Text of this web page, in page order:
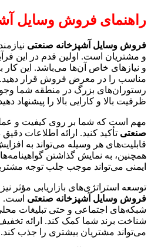
راهنمای فروش وسایل
فروش وسایل آشپزخانه صنعتی
و مشتریان است. اولین قدم در این
و نیازهای خاص آن‌ها می‌باشد. این
مناسب را در معرض فروش قرار دهید.
رستوران‌های بزرگ در منطقه شما وجود
ظرفیت بالا و کارایی بالا را پیشنهاد
مهم است که شما بر روی کیفیت و
صنعتی تأکید کنید. ارائه اطلاعات
قابلیت‌های هر وسیله می‌تواند به
همچنین، به نمایش گذاشتن
ایمنی می‌تواند موجب جلب توجه
توسعه استراتژی‌های بازاریابی مؤثر
فروش وسایل آشپزخانه صنعتی است.
شبکه‌های اجتماعی و حتی تبلیغات
شناخت برند شما کمک کند. ارائه
می‌تواند مشتریان بیشتری را جذب کند.